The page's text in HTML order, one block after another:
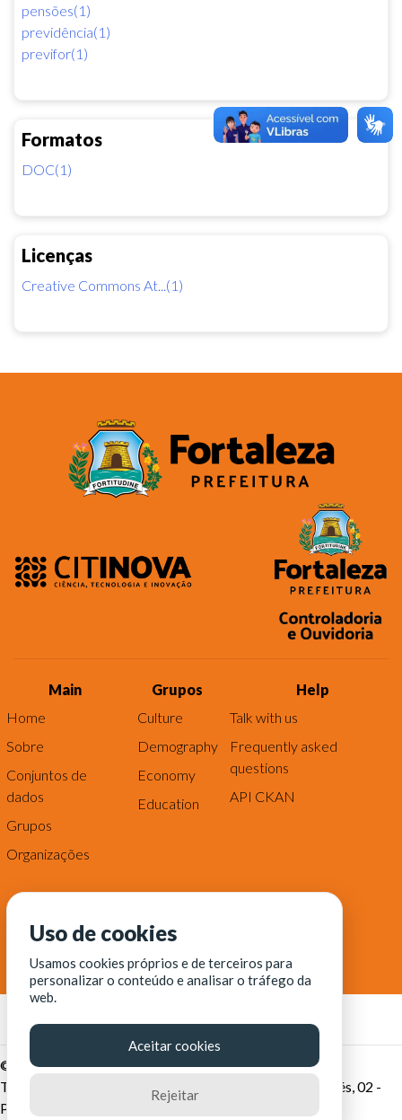
pensões(1)
previdência(1)
previfor(1)
Formatos
DOC(1)
Licenças
Creative Commons At...(1)
Main
Home
Sobre
Conjuntos de
dados
Grupos
Organizações
Grupos
Culture
Demography
Economy
Education
Help
Talk with us
Frequently asked
questions
API CKAN
© Fortaleza Digital || CITINOVA - Fundação de Ciência,
Tecnologia e Inovação de Fortaleza - Rua dos Tremembés, 02 -
Praia de Iracema - Fortaleza-CE
Uso de cookies
Usamos cookies próprios e de terceiros para
personalizar o conteúdo e analisar o tráfego da
web.
Aceitar cookies
Rejeitar